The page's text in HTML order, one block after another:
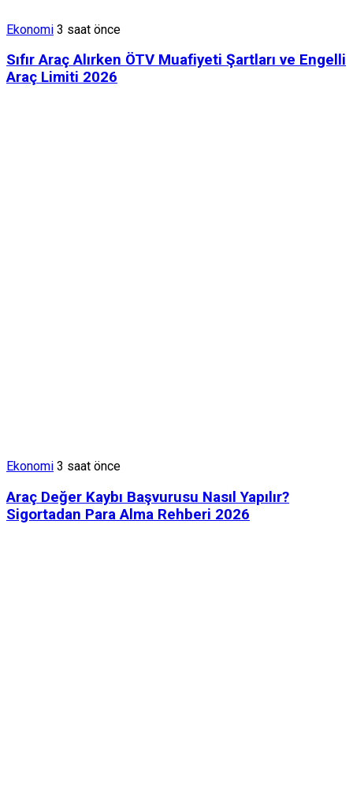
Ekonomi 3 saat önce
Sıfır Araç Alırken ÖTV Muafiyeti Şartları ve Engelli
Araç Limiti 2026
Ekonomi 3 saat önce
Araç Değer Kaybı Başvurusu Nasıl Yapılır?
Sigortadan Para Alma Rehberi 2026